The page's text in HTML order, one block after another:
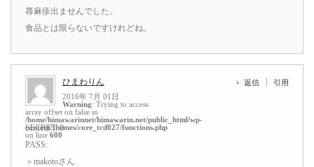
蕁麻疹出ませんでした。
食品とは限らないですけれどね。
ひまわりん
2016年 7月 01日
Warning: Trying to access
array offset on false in
/home/himawarinnet/himawarin.net/public_html/wp-
content/themes/core_tcd027/functions.php
on line 600
返信 引用
SECRET: 0
PASS:
＞makotoさん